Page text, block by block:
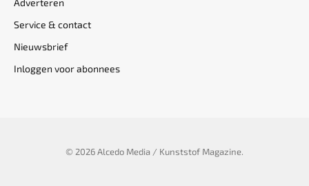
Adverteren
Service & contact
Nieuwsbrief
Inloggen voor abonnees
© 2026 Alcedo Media / Kunststof Magazine.